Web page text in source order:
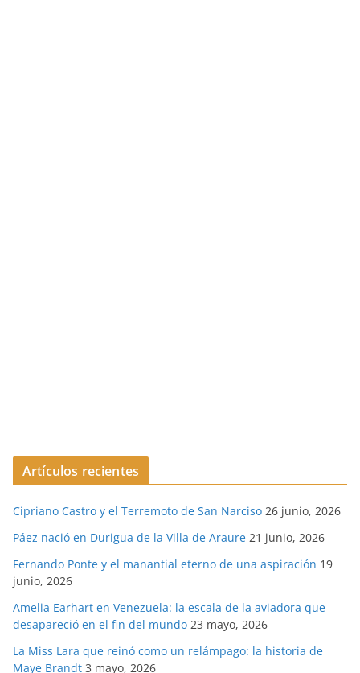
Artículos recientes
Cipriano Castro y el Terremoto de San Narciso 26 junio, 2026
Páez nació en Durigua de la Villa de Araure 21 junio, 2026
Fernando Ponte y el manantial eterno de una aspiración 19
junio, 2026
Amelia Earhart en Venezuela: la escala de la aviadora que
desapareció en el fin del mundo 23 mayo, 2026
La Miss Lara que reinó como un relámpago: la historia de
Maye Brandt 3 mayo, 2026